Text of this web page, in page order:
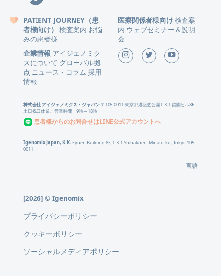
PATIENT JOURNEY（患
者様向け） 検査案内 お悩
みの患者様
医療関係者様向け検査案
内 ウェブセミナー＆説明
会
企業情報 アイジェノミク
スについて グローバル拠
点 ニュース ・ コラム 採用
情報
株式会社 アイジェノミクス・ジャパン〒105-0011 東京都港区芝公園1-3-1 留園ビル8F
土日祝日休業、営業時間：9時～18時
患者様からのお問合せはLINE公式アカウントへ
Igenomix Japan, K.K. Ryuen Building 8F, 1-3-1 Shibakoen, Minato-ku, Tokyo 105-
0011
言語
[2026] © Igenomix
プライバシーポリシー
クッキーポリシー
ソーシャルメディアポリシー